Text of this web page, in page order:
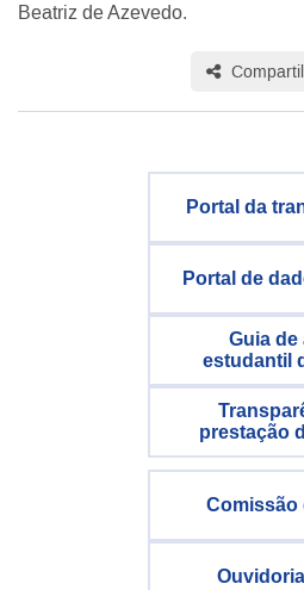
Beatriz de Azevedo.
Portal da
Portal de
Guia de
estudantil
prestação
Comissão